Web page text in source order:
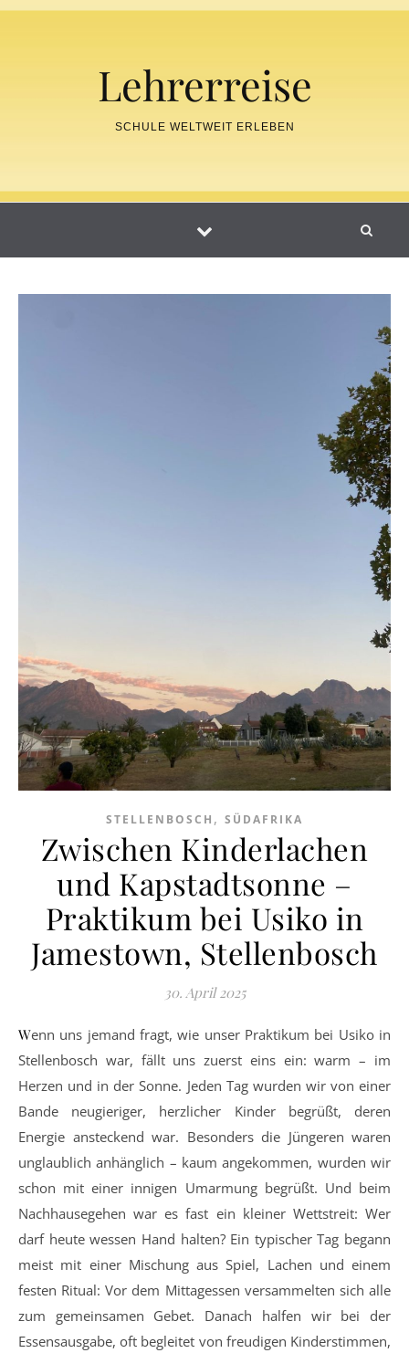
Skip to content
Lehrerreise
SCHULE WELTWEIT ERLEBEN
STELLENBOSCH , SÜDAFRIKA
Zwischen Kinderlachen
und Kapstadtsonne –
Praktikum bei Usiko in
Jamestown, Stellenbosch
30. April 2025
Wenn uns jemand fragt, wie unser Praktikum bei Usiko in
Stellenbosch war, fällt uns zuerst eins ein: warm – im
Herzen und in der Sonne. Jeden Tag wurden wir von einer
Bande neugieriger, herzlicher Kinder begrüßt, deren
Energie ansteckend war. Besonders die Jüngeren waren
unglaublich anhänglich – kaum angekommen, wurden wir
schon mit einer innigen Umarmung begrüßt. Und beim
Nachhausegehen war es fast ein kleiner Wettstreit: Wer
darf heute wessen Hand halten? Ein typischer Tag begann
meist mit einer Mischung aus Spiel, Lachen und einem
festen Ritual: Vor dem Mittagessen versammelten sich alle
zum gemeinsamen Gebet. Danach halfen wir bei der
Essensausgabe, oft begleitet von freudigen Kinderstimmen,